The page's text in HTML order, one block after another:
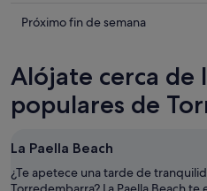
Torredembarra
noche,
ago
10
ago
precios
para
mañana
por
noche,
10
Comprueba
en
Torredembarra
para
próximo
fin
Próximo fin de semana
Alójate cerca de
populares de
La Paella Beach
¿Te apetece una tarde de